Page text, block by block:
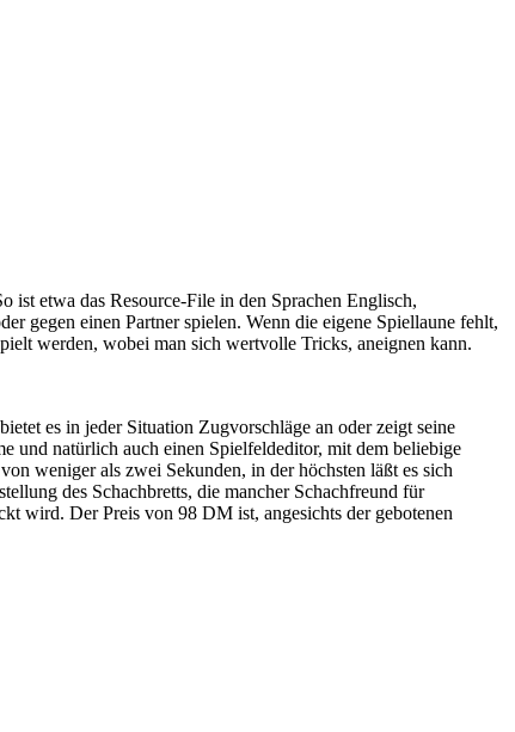
ist etwa das Resource-File in den Sprachen Englisch,
gegen einen Partner spielen. Wenn die eigene Spiellaune fehlt,
werden, wobei man sich wertvolle Tricks, aneignen kann.
es in jeder Situation Zugvorschläge an oder zeigt seine
und natürlich auch einen Spielfeldeditor, mit dem beliebige
weniger als zwei Sekunden, in der höchsten läßt es sich
des Schachbretts, die mancher Schachfreund für
wird. Der Preis von 98 DM ist, angesichts der gebotenen